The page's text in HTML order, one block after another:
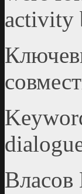
activity